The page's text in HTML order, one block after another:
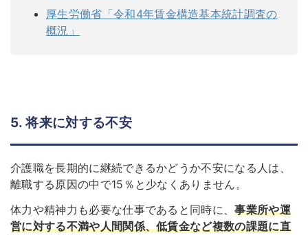
厚生労働省「令和4年賃金構造基本統計調査の
概況」
5. 将来に対する不安
介護職を長期的に継続できるかどうか不安になる人は、
離職する原因の中で15％と少なくありません。
体力や精神力も必要な仕事であると同時に、事業所や運
営に対する不満や人間関係、低賃金など複数の課題に直